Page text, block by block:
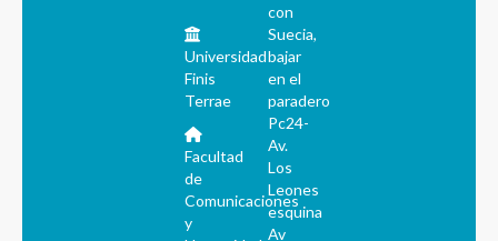
Universidad
Finis
Terrae
Facultad
de
Comunicaciones
y
con
Suecia,
bajar
en el
paradero
Pc24-
Av.
Los
Leones
esquina
Av